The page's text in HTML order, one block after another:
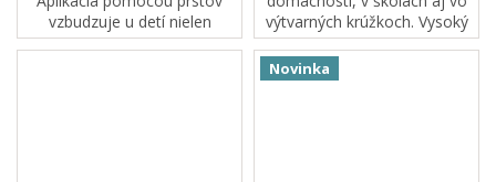
vzbudzuje u detí nielen
záujem, ale rozvíja aj ich
výtvarných krúžkoch. Vysoký
podiel prírodných zložiek,
certifikácia neškodnosti a
obaly z obnoviteľných...
Novinka